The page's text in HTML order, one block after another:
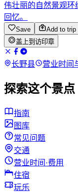
伟壮丽的自然景观环
回忆。
Save
Add to trip
盖上到访印章
长野县 营业时间
探索这个景点
指南
图库
常见问题
交通
营业时间·费用
住宿
玩乐